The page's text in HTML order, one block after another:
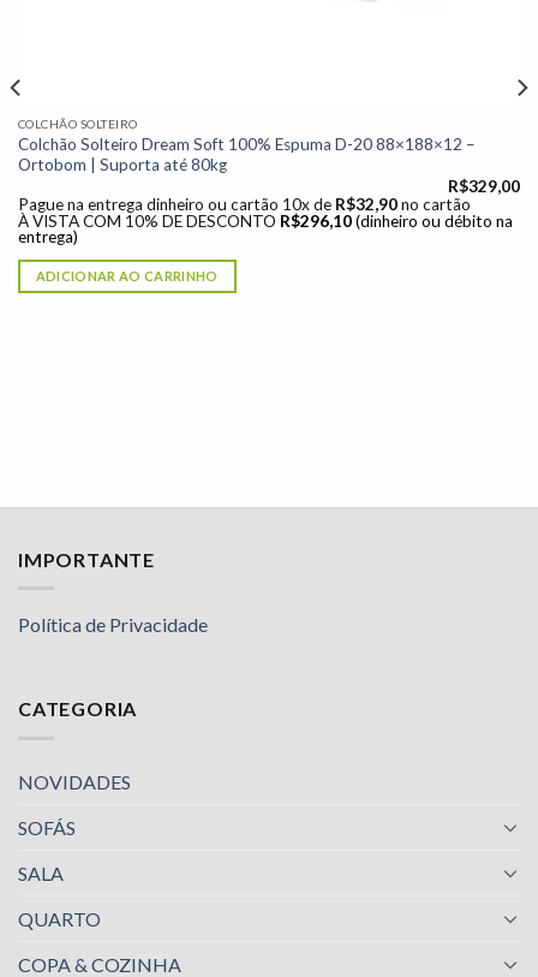
COLCHÃO SOLTEIRO
Colchão Solteiro Dream Soft 100% Espuma D-20 88×188×12 –
Ortobom | Suporta até 80kg
R$329,00
Pague na entrega dinheiro ou cartão 10x de R$32,90 no cartão
À VISTA COM 10% DE DESCONTO R$296,10 (dinheiro ou débito na
entrega)
ADICIONAR AO CARRINHO
IMPORTANTE
Política de Privacidade
CATEGORIA
NOVIDADES
SOFÁS
SALA
QUARTO
COPA & COZINHA